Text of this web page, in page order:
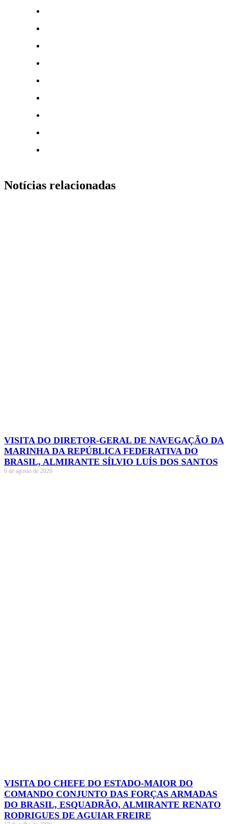
Notícias relacionadas
VISITA DO DIRETOR-GERAL DE NAVEGAÇÃO DA
MARINHA DA REPÚBLICA FEDERATIVA DO
BRASIL, ALMIRANTE SÍLVIO LUÍS DOS SANTOS
6 de agosto de 2026
VISITA DO CHEFE DO ESTADO-MAIOR DO
COMANDO CONJUNTO DAS FORÇAS ARMADAS
DO BRASIL, ESQUADRÃO, ALMIRANTE RENATO
RODRIGUES DE AGUIAR FREIRE